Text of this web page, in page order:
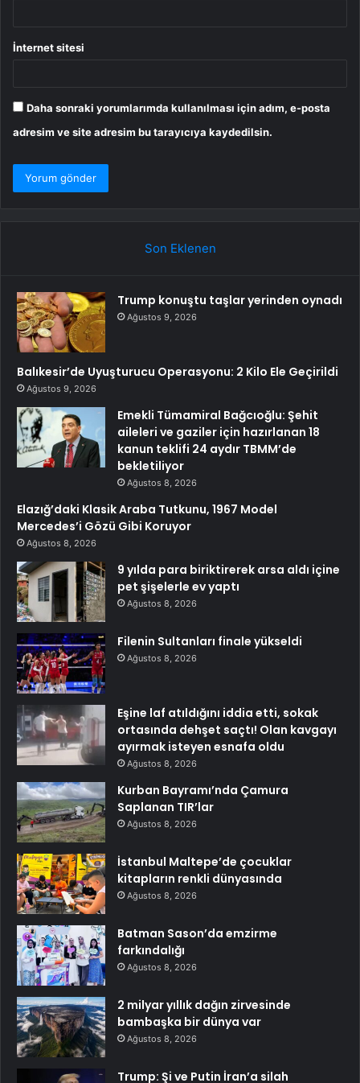
İnternet sitesi
Daha sonraki yorumlarımda kullanılması için adım, e-posta
adresim ve site adresim bu tarayıcıya kaydedilsin.
Son Eklenen
Trump konuştu taşlar yerinden oynadı
Ağustos 9, 2026
Balıkesir’de Uyuşturucu Operasyonu: 2 Kilo Ele Geçirildi
Ağustos 9, 2026
Emekli Tümamiral Bağcıoğlu: Şehit
aileleri ve gaziler için hazırlanan 18
kanun teklifi 24 aydır TBMM’de
bekletiliyor
Ağustos 8, 2026
Elazığ’daki Klasik Araba Tutkunu, 1967 Model
Mercedes’i Gözü Gibi Koruyor
Ağustos 8, 2026
9 yılda para biriktirerek arsa aldı içine
pet şişelerle ev yaptı
Ağustos 8, 2026
Filenin Sultanları finale yükseldi
Ağustos 8, 2026
Eşine laf atıldığını iddia etti, sokak
ortasında dehşet saçtı! Olan kavgayı
ayırmak isteyen esnafa oldu
Ağustos 8, 2026
Kurban Bayramı’nda Çamura
Saplanan TIR’lar
Ağustos 8, 2026
İstanbul Maltepe’de çocuklar
kitapların renkli dünyasında
Ağustos 8, 2026
Batman Sason’da emzirme
farkındalığı
Ağustos 8, 2026
2 milyar yıllık dağın zirvesinde
bambaşka bir dünya var
Ağustos 8, 2026
Trump: Şi ve Putin İran’a silah